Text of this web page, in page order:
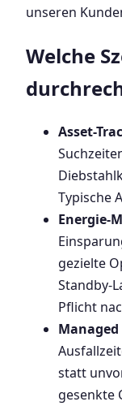
unseren
Welche
Asset-
Typische
Energie-
gezielte
Standby-
Pflicht
Managed
statt
gesenkte